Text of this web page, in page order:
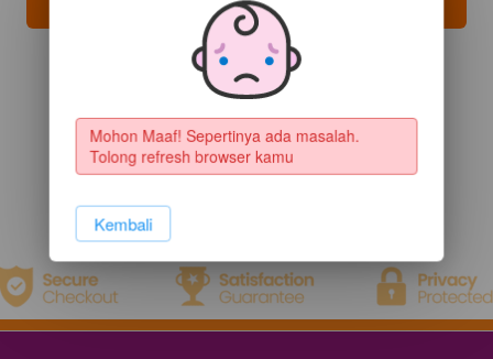
Mohon Maaf! Sepertinya ada masalah.
Tolong refresh browser kamu
`Kembali